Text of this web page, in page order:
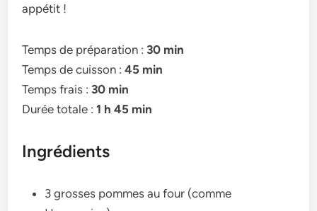
appétit !
Temps de préparation : 30 min
Temps de cuisson :45 min
Temps frais : 30 min
Durée totale :1 h 45 min
Ingrédients
3 grosses pommes au four (comme